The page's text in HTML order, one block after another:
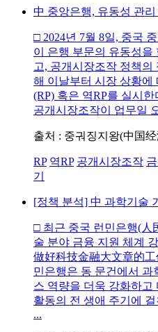
中 중앙은행, 유동성 관
□ 2024년 7월 8일, 중국
이 은행 부문의 유동성
고, 공개시장조작 정책의
해 이날부터 시장 상황에
(RP) 혹은 역RP를 실시한
공개시장조작이 업무일
출처 : 중궈징지왕(中国
RP 역RP 공개시장조작 금
기
[정책 분석] 中 과학기술
□ 최근 중국 런민은행(人
술 분야 금융 지원 체계
做好科技金融大文章的工
민은행은 동 문건에서 과
스 역량을 더욱 강화하고
활동의 전 생애 주기에
...